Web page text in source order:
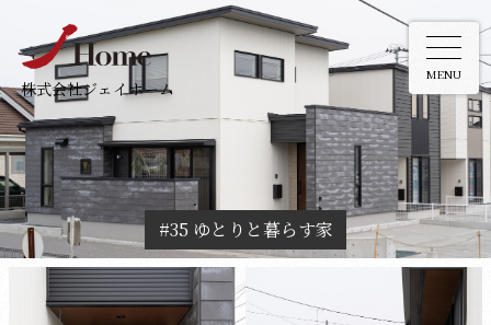
株式会社ジェイホーム
MENU
#35 ゆとりと暮らす家